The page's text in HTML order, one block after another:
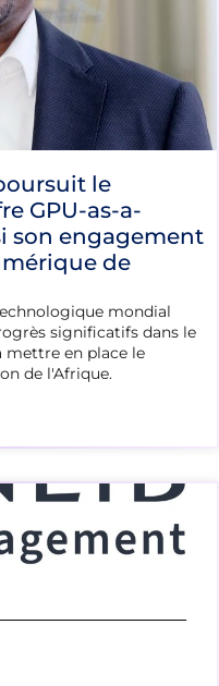
le
GPU-as-a-
son engagement
de
mondial
significatifs dans le
mettre en place le
de l'Afrique.